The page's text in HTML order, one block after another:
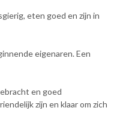
eten goed en zijn in
eigenaren. Een
en goed
zijn en klaar om zich